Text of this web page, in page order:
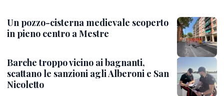
Un pozzo-cisterna medievale scoperto
in pieno centro a Mestre
Barche troppo vicino ai bagnanti,
scattano le sanzioni agli Alberoni e San
Nicoletto